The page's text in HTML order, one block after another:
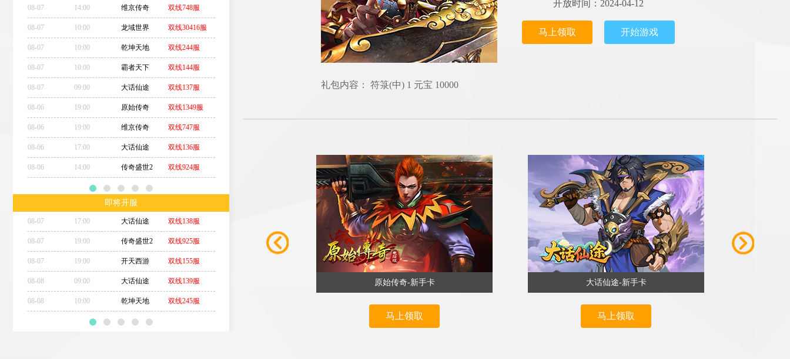
08-07 14:00 维京传奇 双线748服
08-07 10:00 龙域世界 双线30416服
08-07 10:00 乾坤天地 双线244服
08-07 10:00 霸者天下 双线144服
08-07 09:00 大话仙途 双线137服
08-06 19:00 原始传奇 双线1349服
08-06 19:00 维京传奇 双线747服
08-06 17:00 大话仙途 双线136服
08-06 14:00 传奇盛世2 双线924服
即将开服
08-07 17:00 大话仙途 双线138服
08-07 19:00 传奇盛世2 双线925服
08-07 19:00 开天西游 双线155服
08-08 09:00 大话仙途 双线139服
08-08 10:00 乾坤天地 双线245服
开放时间：2024-04-12
马上领取 开始游戏
礼包内容： 符箓(中) 1 元宝 10000
原始传奇-新手卡
马上领取
大话仙途-新手卡
马上领取